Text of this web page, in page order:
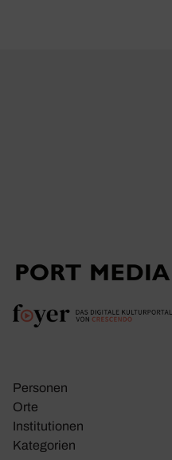
Personen
Orte
Insti­tu­tionen
Kate­go­rien